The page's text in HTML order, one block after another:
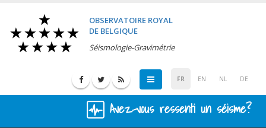
OBSERVATOIRE ROYAL
DE BELGIQUE
Séismologie-Gravimétrie
FR EN NL DE
Avez-vous ressenti un séisme?